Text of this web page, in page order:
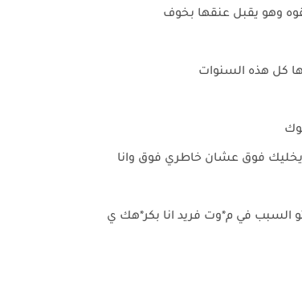
وهو يقبل عنقها بخوف
كل هذه السنوات
فوق عشان خاطري فوق وانا
السبب في م*وت فريد انا بكر*هك ي